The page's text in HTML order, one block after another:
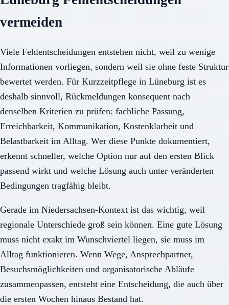
vermeiden
Viele Fehlentscheidungen entstehen nicht, weil zu wenige
Informationen vorliegen, sondern weil sie ohne feste Struktur
bewertet werden. Für Kurzzeitpflege in Lüneburg ist es
deshalb sinnvoll, Rückmeldungen konsequent nach
denselben Kriterien zu prüfen: fachliche Passung,
Erreichbarkeit, Kommunikation, Kostenklarheit und
Belastbarkeit im Alltag. Wer diese Punkte dokumentiert,
erkennt schneller, welche Option nur auf den ersten Blick
passend wirkt und welche Lösung auch unter veränderten
Bedingungen tragfähig bleibt.
Gerade im Niedersachsen-Kontext ist das wichtig, weil
regionale Unterschiede groß sein können. Eine gute Lösung
muss nicht exakt im Wunschviertel liegen, sie muss im
Alltag funktionieren. Wenn Wege, Ansprechpartner,
Besuchsmöglichkeiten und organisatorische Abläufe
zusammenpassen, entsteht eine Entscheidung, die auch über
die ersten Wochen hinaus Bestand hat.